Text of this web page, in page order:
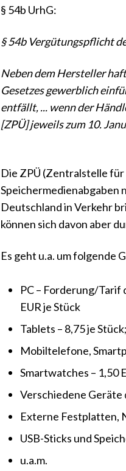
§ 54b UrhG:
§ 54b Vergütungspflicht
Neben dem Hersteller
Gesetzes gewerblich
entfällt, ... wenn der
[ZPÜ] jeweils zum 10.
Die ZPÜ (Zentralstelle
Speichermedienabgaben
Deutschland in Verkehr
können sich davon aber
Es geht u.a. um folgende
PC – Forderung/Tarif
EUR je Stück
Tablets – 8,75 je
Mobiltelefone,
Smartwatches – 1,50
Verschiedene
Externe Festplatten,
USB-Sticks und
u.a.m.